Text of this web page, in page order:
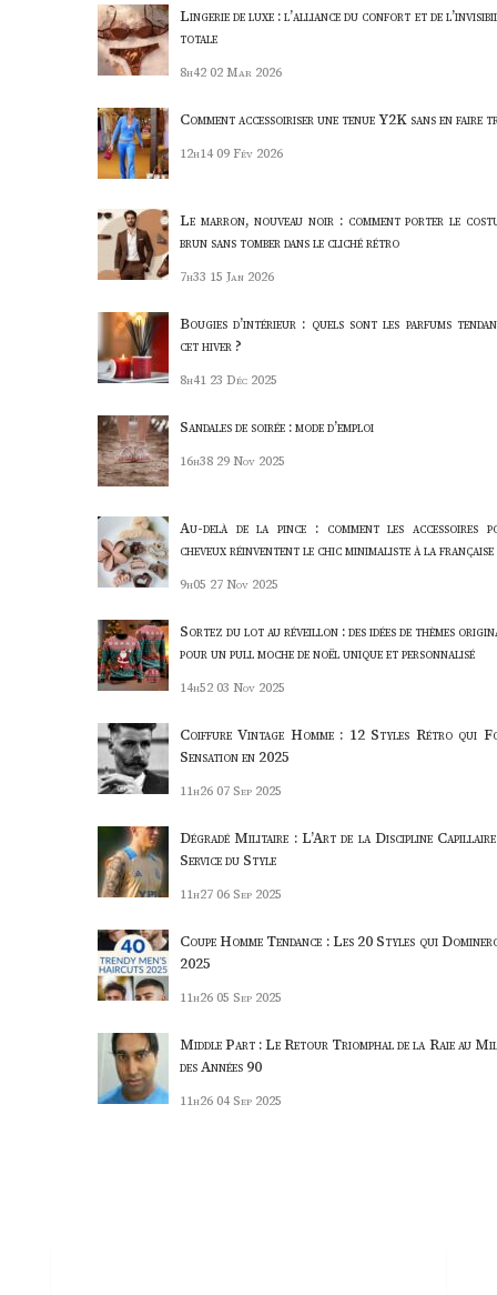
Lingerie de luxe : l’alliance du confort et de
totale
8h42 02 Mar 2026
Comment accessoiriser une tenue Y2K sans en faire
12h14 09 Fév 2026
Le marron, nouveau noir : comment porter le
brun sans tomber dans le cliché rétro
7h33 15 Jan 2026
Bougies d’intérieur : quels sont les parfums
cet hiver ?
8h41 23 Déc 2025
Sandales de soirée : mode d’emploi
16h38 29 Nov 2025
Au-delà de la pince : comment les accessoires
cheveux réinventent le chic minimaliste à la française
9h05 27 Nov 2025
Sortez du lot au réveillon : des idées de thèmes
pour un pull moche de noël unique et personnalisé
14h52 03 Nov 2025
Coiffure Vintage Homme : 12 Styles Rétro qui
Sensation en 2025
11h26 07 Sep 2025
Dégradé Militaire : L’Art de la Discipline
Service du Style
11h27 06 Sep 2025
Coupe Homme Tendance : Les 20 Styles qui
2025
11h26 05 Sep 2025
Middle Part : Le Retour Triomphal de la Raie au
des Années 90
11h26 04 Sep 2025